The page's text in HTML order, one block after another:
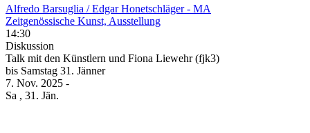
Alfredo Barsuglia / Edgar Honetschläger- MA
Zeitgenössische Kunst, Ausstellung
14:30
Diskussion
Talk mit den Künstlern und Fiona Liewehr (fjk3)
bis Samstag 31. Jänner
7. Nov. 2025 -
Sa , 31. Jän.